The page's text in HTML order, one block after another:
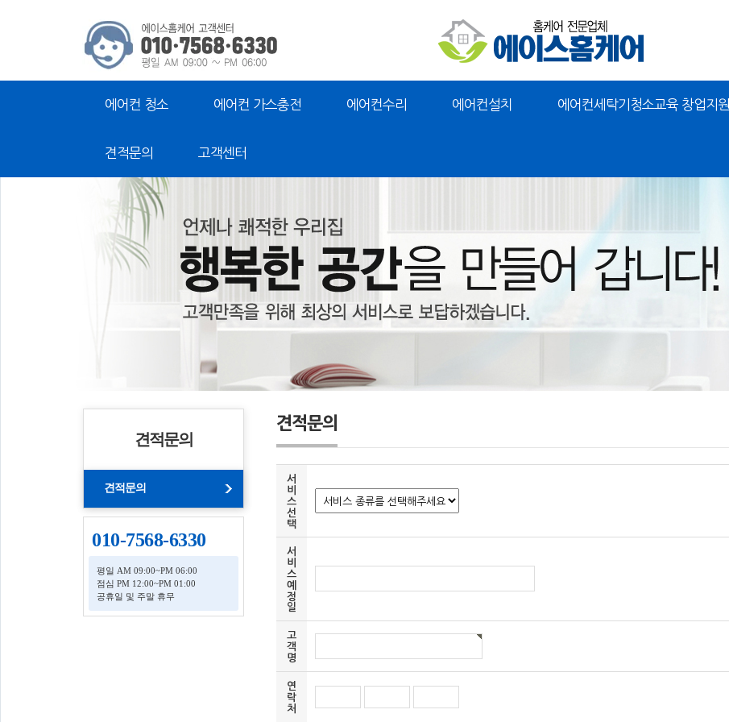
에어컨 청소 에어컨 가스충전 에어컨수리 에어컨설치 에어컨세탁기청소교육 창업지원
견적문의 고객센터
견적문의
견적문의
010-7568-6330
평일 AM 09:00~PM 06:00
점심 PM 12:00~PM 01:00
공휴일 및 주말 휴무
견적문의
서
비
스
선
택
서
비
스
예
정
일
고
객
명
연
락
처